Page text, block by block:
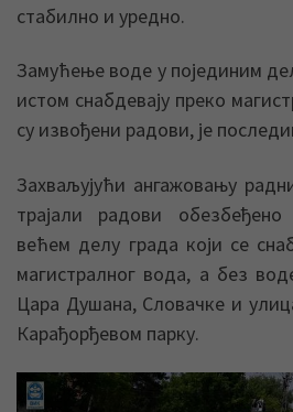
стабилно и уредно.
Замућење воде у појединим
истом снабдевају преко
су извођени радови, је
Захваљујући ангажовању
трајали радови
већем делу града који се
магистралног вода, а без
Цара Душана, Словачке и
Карађорђевом парку.